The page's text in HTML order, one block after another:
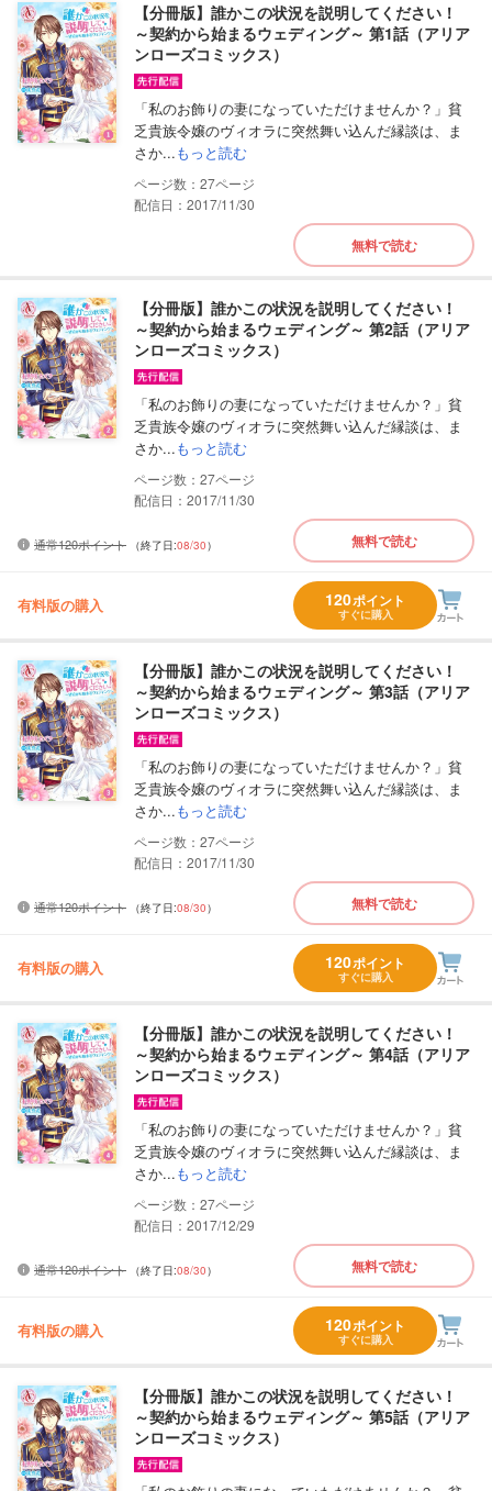
【分冊版】誰かこの状況を説明してください！
～契約から始まるウェディング～ 第1話（アリア
ンローズコミックス）
「私のお飾りの妻になっていただけませんか？」貧
乏貴族令嬢のヴィオラに突然舞い込んだ縁談は、ま
さか...もっと読む
27
配信日：2017/11/30
無料で読む
【分冊版】誰かこの状況を説明してください！
～契約から始まるウェディング～ 第2話（アリア
ンローズコミックス）
「私のお飾りの妻になっていただけませんか？」貧
乏貴族令嬢のヴィオラに突然舞い込んだ縁談は、ま
さか...もっと読む
27
配信日：2017/11/30
通常120ポイント （終了日:08/30） 無料で読む
有料版の購入 120ポイント
すぐに購入
【分冊版】誰かこの状況を説明してください！
～契約から始まるウェディング～ 第3話（アリア
ンローズコミックス）
「私のお飾りの妻になっていただけませんか？」貧
乏貴族令嬢のヴィオラに突然舞い込んだ縁談は、ま
さか...もっと読む
27
配信日：2017/11/30
通常120ポイント （終了日:08/30） 無料で読む
有料版の購入 120ポイント
すぐに購入
【分冊版】誰かこの状況を説明してください！
～契約から始まるウェディング～ 第4話（アリア
ンローズコミックス）
「私のお飾りの妻になっていただけませんか？」貧
乏貴族令嬢のヴィオラに突然舞い込んだ縁談は、ま
さか...もっと読む
27
配信日：2017/12/29
通常120ポイント （終了日:08/30） 無料で読む
有料版の購入 120ポイント
すぐに購入
【分冊版】誰かこの状況を説明してください！
～契約から始まるウェディング～ 第5話（アリア
ンローズコミックス）